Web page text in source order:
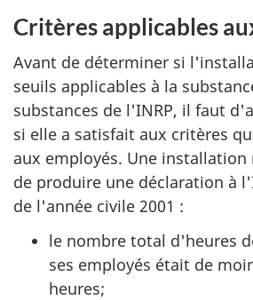
Critères applicables
Avant de déterminer si
seuils applicables à la
substances de l'INRP, il faut
si elle a satisfait aux critères
aux employés. Une
de produire une déclaration à
de l'année civile 2001 :
le nombre total d'heures
ses employés était de
heures;